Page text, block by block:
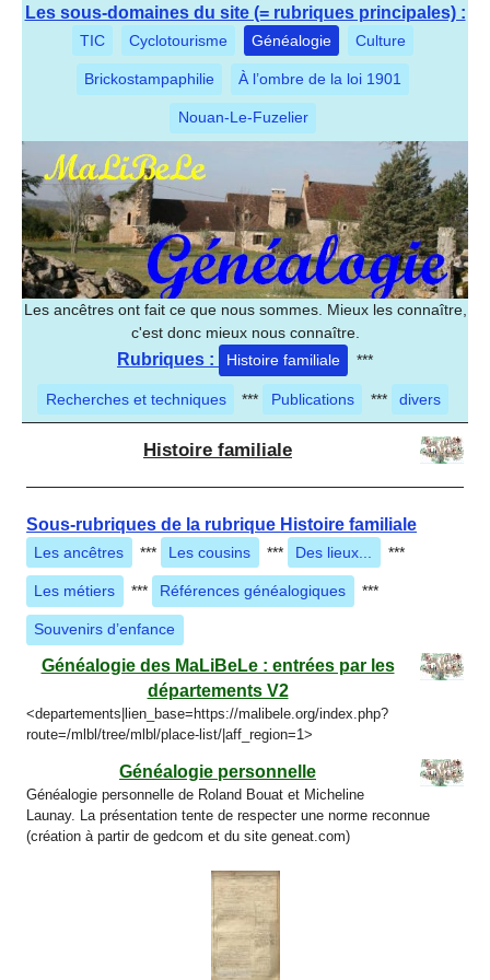
Les sous-domaines du site (= rubriques principales) :
TIC Cyclotourisme Généalogie Culture
Brickostampaphilie À l’ombre de la loi 1901
Nouan-Le-Fuzelier
Les ancêtres ont fait ce que nous sommes. Mieux les connaître,
c'est donc mieux nous connaître.
Rubriques : Histoire familiale ***
Recherches et techniques *** Publications *** divers
Histoire familiale
Sous-rubriques de la rubrique Histoire familiale
Les ancêtres *** Les cousins *** Des lieux... ***
Les métiers *** Références généalogiques ***
Souvenirs d’enfance
Généalogie des MaLiBeLe : entrées par les
départements V2
<departements|lien_base=https://malibele.org/index.php?
route=/mlbl/tree/mlbl/place-list/|aff_region=1>
Généalogie personnelle
Généalogie personnelle de Roland Bouat et Micheline
Launay. La présentation tente de respecter une norme reconnue
(création à partir de gedcom et du site geneat.com)